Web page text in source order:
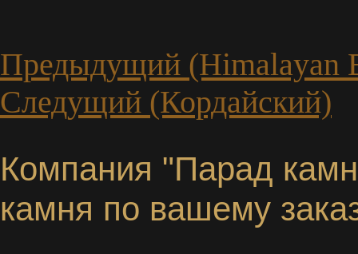
Предыдущий (Himalayan
Следущий (Кордайский)
Компания "Парад
камня по вашему